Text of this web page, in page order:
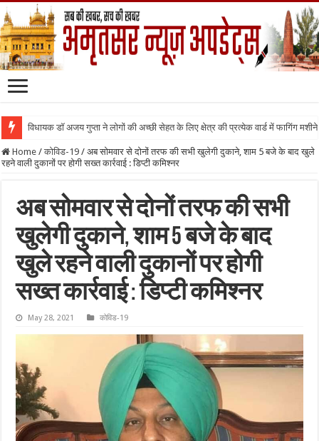
विधायक डॉ अजय गुप्ता ने लोगों की अच्छी सेहत के लिए क्षेत्र की प्रत्येक वार्ड में फागिंग मशीने
Home / कोविड-19 / अब सोमवार से दोनों तरफ की सभी खुलेगी दुकाने, शाम 5 बजे के बाद खुले
रहने वाली दुकानों पर होगी सख्त कार्रवाई : डिप्टी कमिश्नर
अब सोमवार से दोनों तरफ की सभी
खुलेगी दुकाने, शाम 5 बजे के बाद
खुले रहने वाली दुकानों पर होगी
सख्त कार्रवाई : डिप्टी कमिश्नर
May 28, 2021 कोविड-19